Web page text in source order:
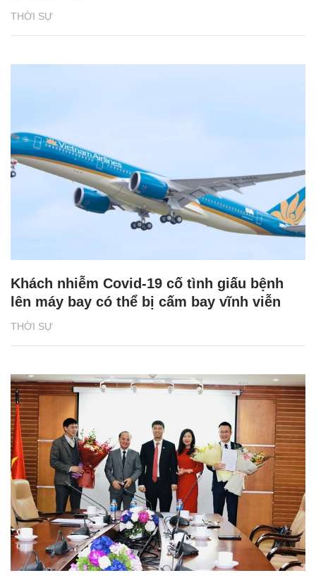
THỜI SỰ
THỜI SỰ
Khách nhiễm Covid-19 cố tình giấu bệnh
lên máy bay có thể bị cấm bay vĩnh viễn